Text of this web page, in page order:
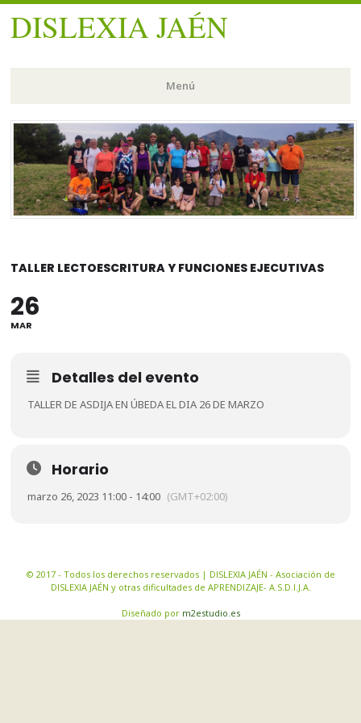
DISLEXIA JAÉN
Menú
Saltar
al
contenido.
TALLER LECTOESCRITURA Y FUNCIONES EJECUTIVAS
26
MAR
Detalles del evento
TALLER DE ASDIJA EN ÚBEDA EL DIA 26 DE MARZO
Horario
marzo 26, 2023 11:00 - 14:00 (GMT+02:00)
© 2017 - Todos los derechos reservados | DISLEXIA JAÉN - Asociación de
DISLEXIA JAÉN y otras dificultades de APRENDIZAJE- A.S.D.I.J.A.
Diseñado por m2estudio.es